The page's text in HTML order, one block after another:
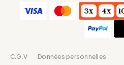
C.G.V Données personnelles